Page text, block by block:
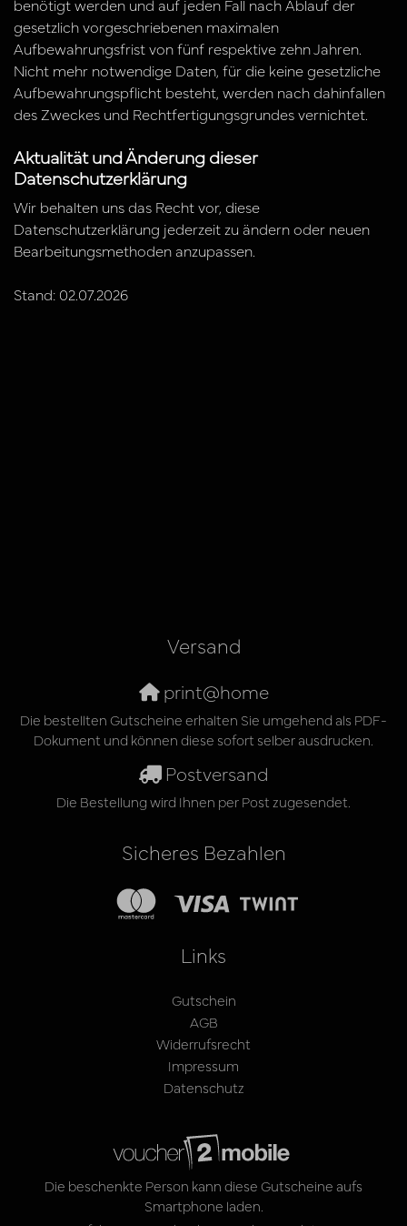
benötigt werden und auf jeden Fall nach Ablauf der
gesetzlich vorgeschriebenen maximalen
Aufbewahrungsfrist von fünf respektive zehn Jahren.
Nicht mehr notwendige Daten, für die keine gesetzliche
Aufbewahrungspflicht besteht, werden nach dahinfallen
des Zweckes und Rechtfertigungsgrundes vernichtet.
Aktualität und Änderung dieser
Datenschutzerklärung
Wir behalten uns das Recht vor, diese
Datenschutzerklärung jederzeit zu ändern oder neuen
Bearbeitungsmethoden anzupassen.
Stand: 02.07.2026
Versand
print@home
Die bestellten Gutscheine erhalten Sie umgehend als PDF-
Dokument und können diese sofort selber ausdrucken.
Postversand
Die Bestellung wird Ihnen per Post zugesendet.
Sicheres Bezahlen
Links
Gutschein
AGB
Widerrufsrecht
Impressum
Datenschutz
Die beschenkte Person kann diese Gutscheine aufs
Smartphone laden.